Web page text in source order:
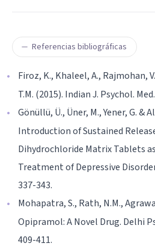
Referencias bibliográficas
Firoz, K., Khaleel, A., Rajmohan,
T.M. (2015). Indian J. Psychol.
Gönüllü, Ü., Üner, M., Yener, G. &
Introduction of Sustained
Dihydrochloride Matrix Tablets
Treatment of Depressive
337-343.
Mohapatra, S., Rath, N.M.,
Opipramol: A Novel Drug. Delhi
409-411.